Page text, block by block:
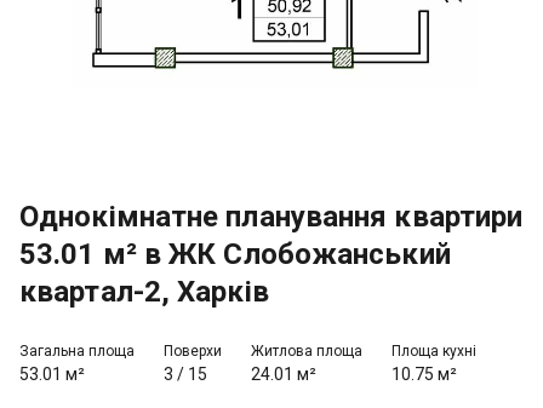
Однокімнатне планування квартири
53.01 м² в ЖК Слобожанський
квартал-2, Харків
Загальна площа
53.01 м²
Поверхи
3 / 15
Житлова площа
24.01 м²
Площа кухні
10.75 м²